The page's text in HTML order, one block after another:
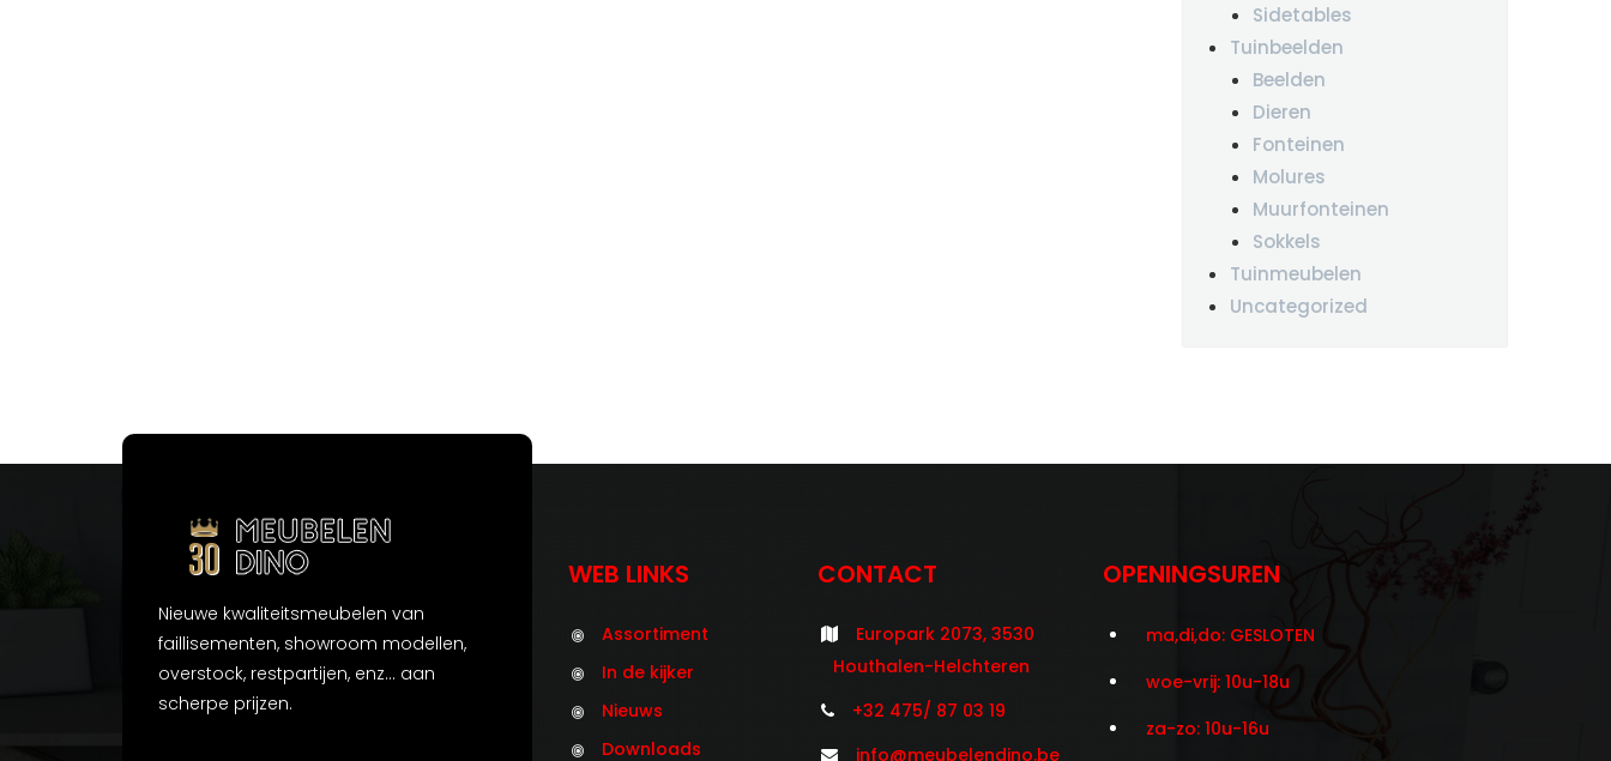
Sidetables
Tuinbeelden
Beelden
Dieren
Fonteinen
Molures
Muurfonteinen
Sokkels
Tuinmeubelen
Uncategorized
Nieuwe kwaliteitsmeubelen van
faillisementen, showroom modellen,
overstock, restpartijen, enz... aan
scherpe prijzen.
WEB LINKS
Assortiment
In de kijker
Nieuws
Downloads
CONTACT
Europark 2073, 3530
Houthalen-Helchteren
+32 475/ 87 03 19
info@meubelendino.be
OPENINGSUREN
ma,di,do: GESLOTEN
woe-vrij: 10u-18u
za-zo: 10u-16u